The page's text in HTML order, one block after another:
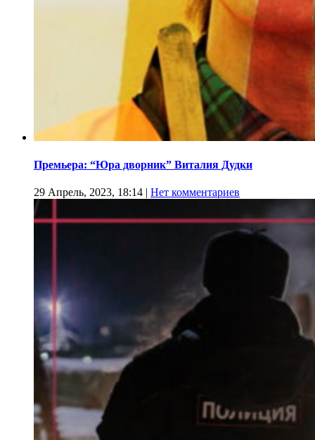
Премьера: “Юра дворник” Виталия Дудки
29 Апрель, 2023, 18:14 | Нет комментариев